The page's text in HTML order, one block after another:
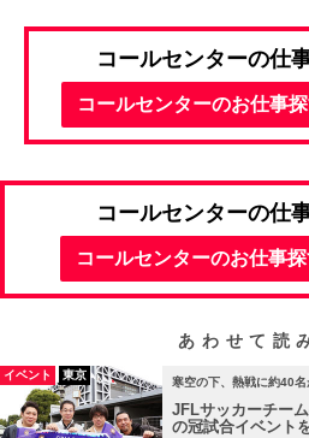
コールセンターの仕
コールセンターのお仕事
コールセンターの仕
コールセンターのお仕事
あわせて読
イベント 東京
寒空の下、熱戦に約40名
JFLサッカーチー
の冠試合イベント